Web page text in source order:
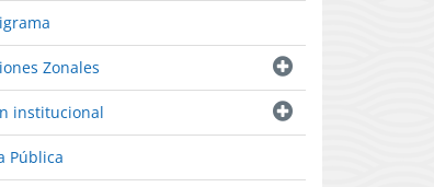
Zonales
institucional
Pública